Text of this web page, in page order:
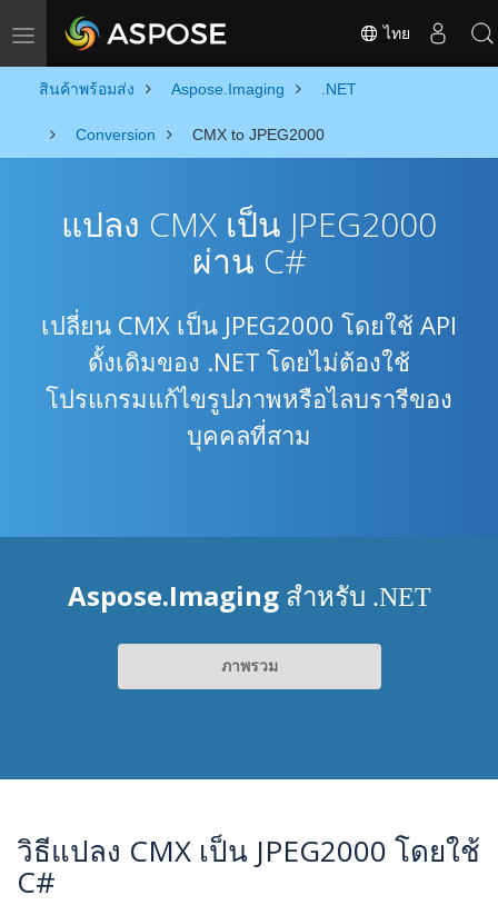
Toggle navigation ไทย
สินค้าพร้อมส่ง Aspose.Imaging .NET
Conversion CMX to JPEG2000
แปลง CMX เป็น JPEG2000
ผ่าน C#
เปลี่ยน CMX เป็น JPEG2000 โดยใช้ API
ดั้งเดิมของ .NET โดยไม่ต้องใช้
โปรแกรมแก้ไขรูปภาพหรือไลบรารีของ
บุคคลที่สาม
Aspose.Imaging สำหรับ .NET
ภาพรวม
วิธีแปลง CMX เป็น JPEG2000 โดยใช้
C#